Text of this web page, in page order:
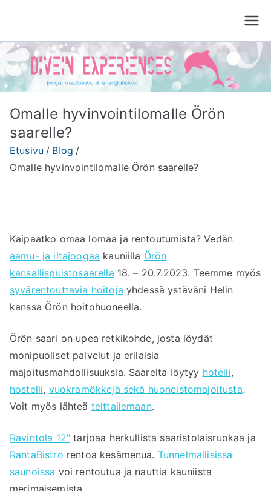
Divein Experiences
Omalle hyvinvointilomalle Örön
saarelle?
Etusivu
Blog
Omalle hyvinvointilomalle Örön saarelle?
Kaipaatko omaa lomaa ja rentoutumista? Vedän
aamu- ja iltajoogaa kauniilla Örön
kansallispuistosaarella 18. – 20.7.2023. Teemme myös
syvärentouttavia hoitoja yhdessä ystäväni Helin
kanssa Örön hoitohuoneella.
Örön saari on upea retkikohde, josta löydät
monipuoliset palvelut ja erilaisia
majoitusmahdollisuuksia. Saarelta löytyy hotelli,
hostelli, vuokramökkejä sekä huoneistomajoitusta.
Voit myös lähteä telttailemaan.
Ravintola 12″ tarjoaa herkullista saaristolaisruokaa ja
RantaBistro rentoa kesämenua. Tunnelmallisissa
saunoissa voi rentoutua ja nauttia kauniista